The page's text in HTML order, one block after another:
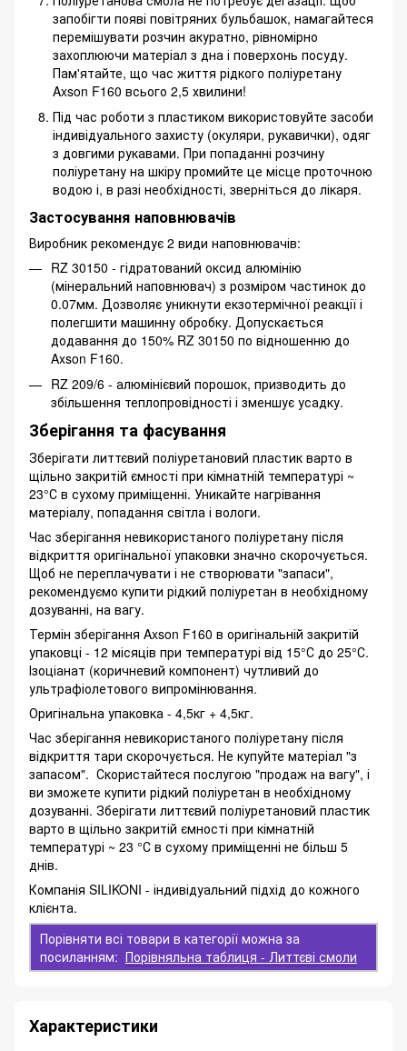
запобігти появі повітряних бульбашок, намагайтеся
перемішувати розчин акуратно, рівномірно
захоплюючи матеріал з дна і поверхонь посуду.
Пам'ятайте, що час життя рідкого поліуретану
Axson F160 всього 2,5 хвилини!
Під час роботи з пластиком використовуйте засоби
індивідуального захисту (окуляри, рукавички), одяг
з довгими рукавами. При попаданні розчину
поліуретану на шкіру промийте це місце проточною
водою і, в разі необхідності, зверніться до лікаря.
Застосування наповнювачів
Виробник рекомендує 2 види наповнювачів:
RZ 30150 - гідратований оксид алюмінію
(мінеральний наповнювач) з розміром частинок до
0.07мм. Дозволяє уникнути екзотермічної реакції і
полегшити машинну обробку. Допускається
додавання до 150% RZ 30150 по відношенню до
Axson F160.
RZ 209/6 - алюмінієвий порошок, призводить до
збільшення теплопровідності і зменшує усадку.
Зберігання та фасування
Зберігати литтєвий поліуретановий пластик варто в
щільно закритій ємності при кімнатній температурі ~
23°С в сухому приміщенні. Уникайте нагрівання
матеріалу, попадання світла і вологи.
Час зберігання невикористаного поліуретану після
відкриття оригінальної упаковки значно скорочується.
Щоб не переплачувати і не створювати "запаси",
рекомендуємо купити рідкий поліуретан в необхідному
дозуванні, на вагу.
Термін зберігання Axson F160 в оригінальній закритій
упаковці - 12 місяців при температурі від 15°С до 25°С.
Ізоціанат (коричневий компонент) чутливий до
ультрафіолетового випромінювання.
Оригінальна упаковка - 4,5кг + 4,5кг.
Час зберігання невикористаного поліуретану після
відкриття тари скорочується. Не купуйте матеріал "з
запасом". Скористайтеся послугою "продаж на вагу", і
ви зможете купити рідкий поліуретан в необхідному
дозуванні. Зберігати литтєвий поліуретановий пластик
варто в щільно закритій ємності при кімнатній
температурі ~ 23 °С в сухому приміщенні не більш 5
днів.
Компанія SILIKONI - індивідуальний підхід до кожного
клієнта.
Порівняти всі товари в категорії можна за
посиланням: Порівняльна таблиця - Литтєві смоли
Характеристики